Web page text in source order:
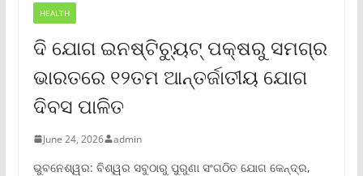
HEALTH
ଦି ଯୋଗ ଇନଷ୍ଟିଚ୍ୟୁଟ୍ ପକ୍ଷରୁ ସମଗ୍ର
ଭାରତରେ ୧୨ତମ ଆନ୍ତର୍ଜାତୀୟ ଯୋଗ
ଦିବସ ପାଳିତ
June 24, 2026 admin
ଭୁବନେଶ୍ୱର: ବିଶ୍ୱର ସବୁଠାରୁ ପୁରୁଣା ସଂଗଠିତ ଯୋଗ କେନ୍ଦ୍ର,